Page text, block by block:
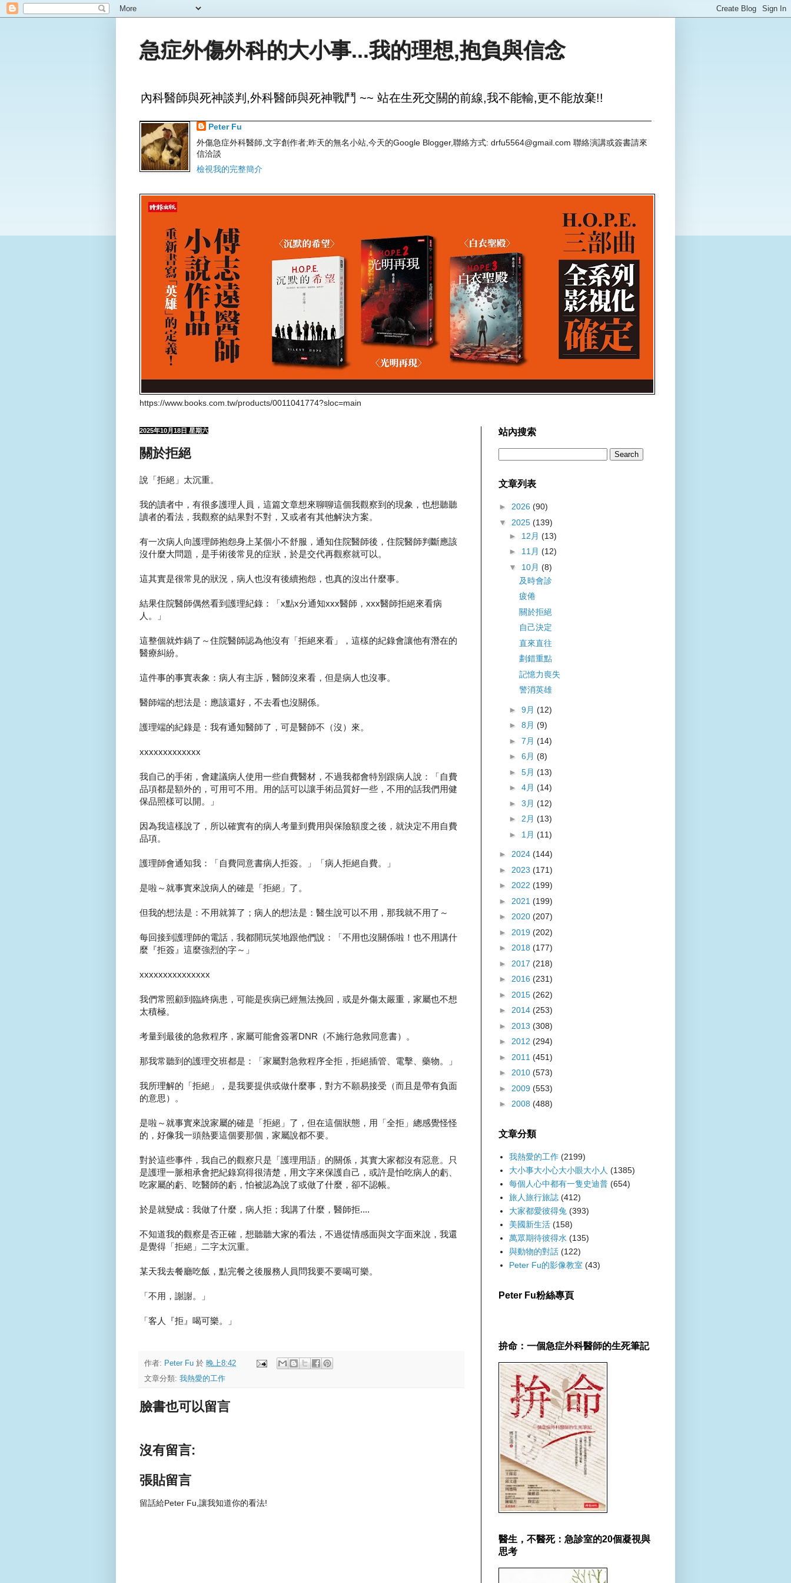
急症外傷外科的大小事...我的理想,抱負與信念
內科醫師與死神談判,外科醫師與死神戰鬥 ~~ 站在生死交關的前線,我不能輸,更不能放棄!!
Peter Fu
外傷急症外科醫師,文字創作者;昨天的無名小站,今天的Google Blogger,聯絡方式: drfu5564@gmail.com 聯絡演講或簽書請來
信洽談
檢視我的完整簡介
https://www.books.com.tw/products/0011041774?sloc=main
2025年10月18日 星期六
關於拒絕
說「拒絕」太沉重。
我的讀者中，有很多護理人員，這篇文章想來聊聊這個我觀察到的現象，也想聽聽
讀者的看法，我觀察的結果對不對，又或者有其他解決方案。
有一次病人向護理師抱怨身上某個小不舒服，通知住院醫師後，住院醫師判斷應該
沒什麼大問題，是手術後常見的症狀，於是交代再觀察就可以。
這其實是很常見的狀況，病人也沒有後續抱怨，也真的沒出什麼事。
結果住院醫師偶然看到護理紀錄：「x點x分通知xxx醫師，xxx醫師拒絕來看病
人。」
這整個就炸鍋了～住院醫師認為他沒有「拒絕來看」，這樣的紀錄會讓他有潛在的
醫療糾紛。
這件事的事實表象：病人有主訴，醫師沒來看，但是病人也沒事。
醫師端的想法是：應該還好，不去看也沒關係。
護理端的紀錄是：我有通知醫師了，可是醫師不（沒）來。
xxxxxxxxxxxxx
我自己的手術，會建議病人使用一些自費醫材，不過我都會特別跟病人說：「自費
品項都是額外的，可用可不用。用的話可以讓手術品質好一些，不用的話我們用健
保品照樣可以開。」
因為我這樣說了，所以確實有的病人考量到費用與保險額度之後，就決定不用自費
品項。
護理師會通知我：「自費同意書病人拒簽。」「病人拒絕自費。」
是啦～就事實來說病人的確是「拒絕」了。
但我的想法是：不用就算了；病人的想法是：醫生說可以不用，那我就不用了～
每回接到護理師的電話，我都開玩笑地跟他們說：「不用也沒關係啦！也不用講什
麼『拒簽』這麼強烈的字～」
xxxxxxxxxxxxxxx
我們常照顧到臨終病患，可能是疾病已經無法挽回，或是外傷太嚴重，家屬也不想
太積極。
考量到最後的急救程序，家屬可能會簽署DNR（不施行急救同意書）。
那我常聽到的護理交班都是：「家屬對急救程序全拒，拒絕插管、電擊、藥物。」
我所理解的「拒絕」，是我要提供或做什麼事，對方不願易接受（而且是帶有負面
的意思）。
是啦～就事實來說家屬的確是「拒絕」了，但在這個狀態，用「全拒」總感覺怪怪
的，好像我一頭熱要這個要那個，家屬說都不要。
對於這些事件，我自己的觀察只是「護理用語」的關係，其實大家都沒有惡意。只
是護理一脈相承會把紀錄寫得很清楚，用文字來保護自己，或許是怕吃病人的虧、
吃家屬的虧、吃醫師的虧，怕被認為說了或做了什麼，卻不認帳。
於是就變成：我做了什麼，病人拒；我講了什麼，醫師拒....
不知道我的觀察是否正確，想聽聽大家的看法，不過從情感面與文字面來說，我還
是覺得「拒絕」二字太沉重。
某天我去餐廳吃飯，點完餐之後服務人員問我要不要喝可樂。
「不用，謝謝。」
「客人『拒』喝可樂。」
作者: Peter Fu 於 晚上8:42
文章分類: 我熱愛的工作
臉書也可以留言
沒有留言:
張貼留言
留話給Peter Fu,讓我知道你的看法!
站內搜索
文章列表
► 2026 (90)
▼ 2025 (139)
► 12月 (13)
► 11月 (12)
▼ 10月 (8)
及時會診
疲倦
關於拒絕
自己決定
直來直往
劃錯重點
記憶力喪失
警消英雄
► 9月 (12)
► 8月 (9)
► 7月 (14)
► 6月 (8)
► 5月 (13)
► 4月 (14)
► 3月 (12)
► 2月 (13)
► 1月 (11)
► 2024 (144)
► 2023 (171)
► 2022 (199)
► 2021 (199)
► 2020 (207)
► 2019 (202)
► 2018 (177)
► 2017 (218)
► 2016 (231)
► 2015 (262)
► 2014 (253)
► 2013 (308)
► 2012 (294)
► 2011 (451)
► 2010 (573)
► 2009 (553)
► 2008 (488)
文章分類
我熱愛的工作 (2199)
大小事大小心大小眼大小人 (1385)
每個人心中都有一隻史迪普 (654)
旅人旅行旅誌 (412)
大家都愛彼得兔 (393)
美國新生活 (158)
萬眾期待彼得水 (135)
與動物的對話 (122)
Peter Fu的影像教室 (43)
Peter Fu粉絲專頁
拚命：一個急症外科醫師的生死筆記
醫生，不醫死：急診室的20個凝視與
思考